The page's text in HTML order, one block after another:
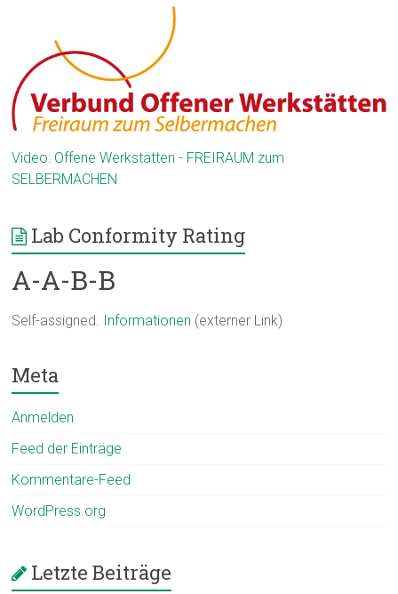
Video: Offene Werkstätten - FREIRAUM zum
SELBERMACHEN
Lab Conformity Rating
A-A-B-B
Self-assigned. Informationen (externer Link)
Meta
Anmelden
Feed der Einträge
Kommentare-Feed
WordPress.org
Letzte Beiträge